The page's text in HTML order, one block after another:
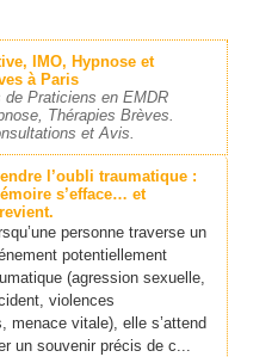
IMO, Hypnose et
à Paris
de Praticiens en EMDR
Thérapies Brèves.
et Avis.
l’oubli traumatique :
s’efface… et
personne traverse un
potentiellement
(agression sexuelle,
violences
menace vitale), elle s’attend
un souvenir précis de c...